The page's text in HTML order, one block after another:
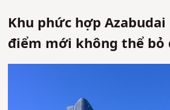
Khu phức hợp
điểm mới không thể bỏ